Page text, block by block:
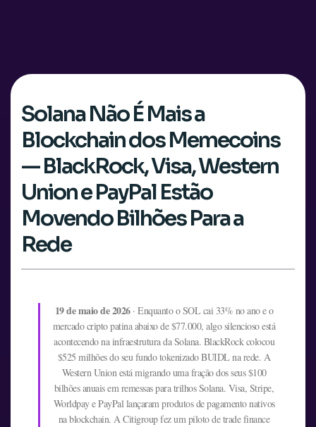
Solana Não É Mais a
Blockchain dos Memecoins
— BlackRock, Visa, Western
Union e PayPal Estão
Movendo Bilhões Para a
Rede
19 de maio de 2026· Enquanto o SOL cai 33% no ano e o
mercado cripto patina abaixo de $77.000, algo silencioso está
acontecendo na infraestrutura da Solana. BlackRock colocou
$525 milhões do seu fundo tokenizado BUIDL na rede. A
Western Union está migrando uma fração dos seus $100
bilhões anuais em remessas para trilhos Solana. Visa, Stripe,
Worldpay e PayPal lançaram produtos de pagamento nativos
na blockchain. A Citigroup fez um piloto de trade finance